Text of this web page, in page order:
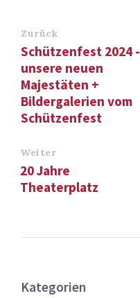
Zurück
Schützenfest 2024 -
unsere neuen
Majestäten +
Bildergalerien vom
Schützenfest
Weiter
20 Jahre
Theaterplatz
Kategorien